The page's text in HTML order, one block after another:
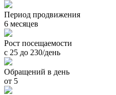
Период продвижения
6 месяцев
Рост посещаемости
с 25 до 230/день
Обращений в день
от 5